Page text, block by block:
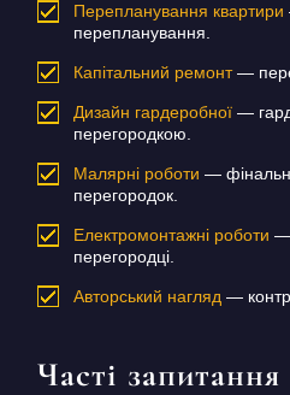
Перепланування квартири
перепланування.
Капітальний ремонт—
Дизайн гардеробної—
перегородкою.
Малярні роботи —
перегородок.
Електромонтажні роботи —
перегородці.
Авторський нагляд —
Часті запитання